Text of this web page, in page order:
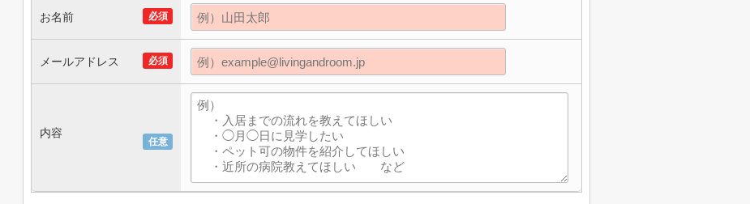
必須
お名前
必須
メールアドレス
任意
内容